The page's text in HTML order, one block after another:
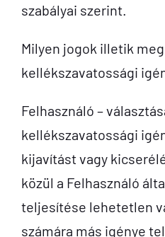
szabályai szerint.
Milyen jogok illetik
kellékszavatossági
Felhasználó –
kellékszavatossági
kijavítást vagy
közül a Felhasználó
teljesítése lehetetlen
számára más igénye